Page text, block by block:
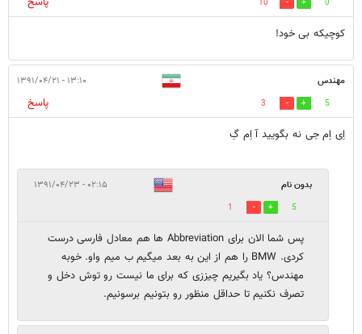
0
10
کوچیکه بی خود!
مهندس ۱۳:۱۰ - ۱۳۹۱/۰۴/۲۱
5
3
پاسخ
اِی اِم جی نه بگویید آ اِم گِ
بدون نام ۰۲:۱۵ - ۱۳۹۱/۰۴/۲۳
5
1
پس شما الان برای Abbreviation ها هم معادل فارسی درست
کردی. BMW را هم از این به بعد میگیم ب میم واو. خوبه
مهندس؟ یاد بگیریم چیززی که برای ما نیست رو توش دخل و
تصرف نکنیم تا حداقل منظور رو بتونیم برسونیم.